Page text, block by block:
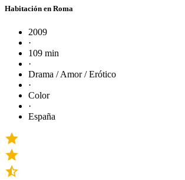
Habitación en Roma
2009
·
109 min
·
Drama / Amor / Erótico
·
Color
·
España